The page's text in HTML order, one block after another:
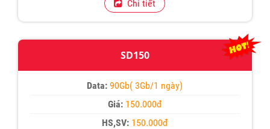
Chi tiết
SD150
Data: 90Gb( 3Gb/1 ngày)
Giá: 150.000đ
HS,SV: 150.000đ